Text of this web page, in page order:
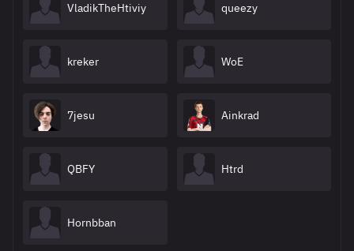
VladikTheHtiviy
kreker
7jesu
QBFY
Hornbban
queezy
WoE
Ainkrad
Htrd